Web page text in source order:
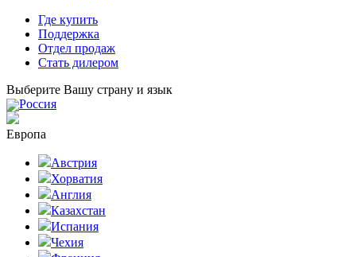
Где купить
Поддержка
Отдел продаж
Стать дилером
Выберите Вашу страну и язык
Россия
Европа
Австрия
Хорватия
Англия
Казахстан
Испания
Чехия